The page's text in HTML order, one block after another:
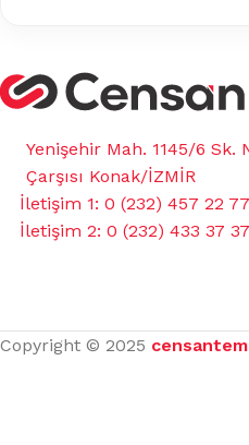
Yenişehir Mah. 1145/6 Sk.
Çarşısı Konak/İZMİR
İletişim 1: 0 (232) 457 22 77
İletişim 2: 0 (232) 433 37 37
Copyright © 2025